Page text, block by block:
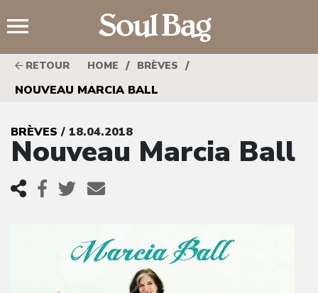
RETOUR HOME / BRÈVES /
NOUVEAU MARCIA BALL
BRÈVES / 18.04.2018
Nouveau Marcia Ball